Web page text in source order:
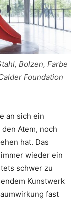
Bolzen, Farbe
Foundation
an sich ein
Atem, noch
hat. Das
wieder ein
schwer zu
Kunstwerk
fast